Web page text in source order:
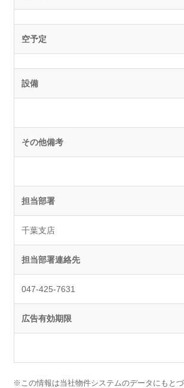
空予定
設備
その他備考
担当部署
千葉支店
担当部署連絡先
047-425-7631
広告有効期限
※この情報は当社物件システムのデータにもと